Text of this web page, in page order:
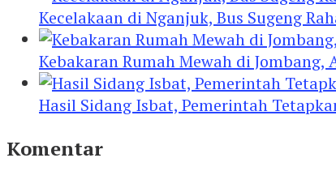
Kecelakaan di Nganjuk, Bus Sugeng
Kebakaran Rumah Mewah di Jombang,
Hasil Sidang Isbat, Pemerintah
Komentar